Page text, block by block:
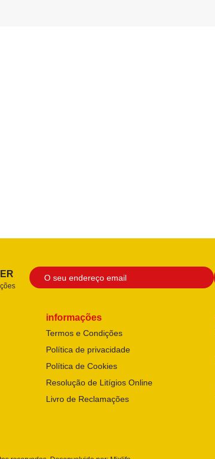
informações
Termos e Condições
Política de privacidade
Política de Cookies
Resolução de Litígios Online
Livro de Reclamações